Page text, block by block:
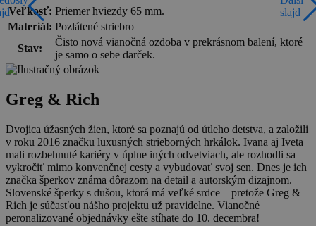
slajd
Veľkosť: Priemer hviezdy 65 mm.
Materiál: Pozlátené striebro
Stav:
Čisto nová vianočná ozdoba v prekrásnom balení, ktoré
je samo o sebe darček.
Greg & Rich
Dvojica úžasných žien, ktoré sa poznajú od útleho detstva, a založili
v roku 2016 značku luxusných strieborných hrkálok. Ivana aj Iveta
mali rozbehnuté kariéry v úplne iných odvetviach, ale rozhodli sa
vykročiť mimo konvenčnej cesty a vybudovať svoj sen. Dnes je ich
značka šperkov známa dôrazom na detail a autorským dizajnom.
Slovenské šperky s dušou, ktorá má veľké srdce – pretože Greg &
Rich je súčasťou nášho projektu už pravidelne. Vianočné
peronalizované objednávky ešte stíhate do 10. decembra!